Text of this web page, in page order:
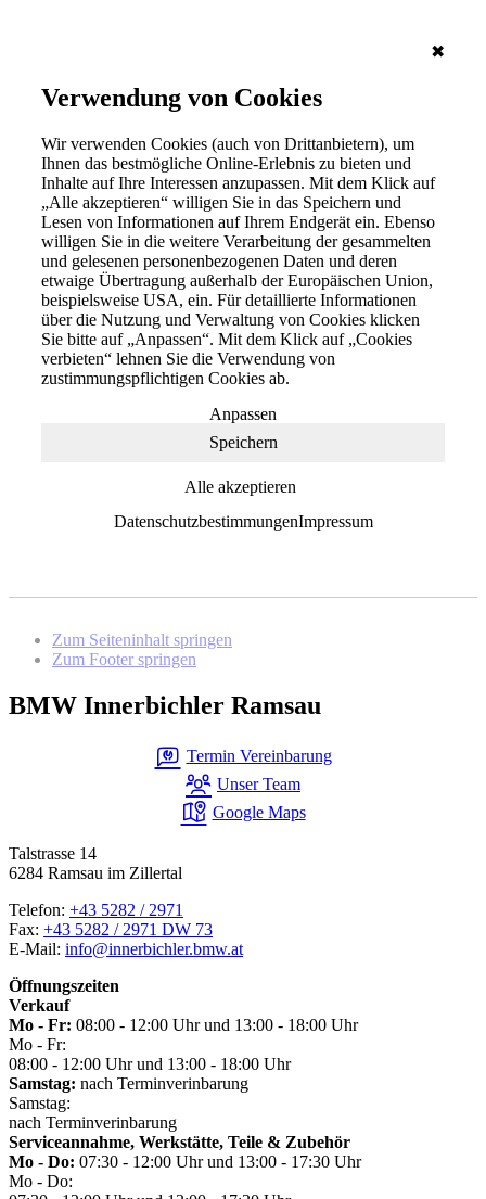
✖
Verwendung von Cookies
Wir verwenden Cookies (auch von Drittanbietern), um
Ihnen das bestmögliche Online-Erlebnis zu bieten und
Inhalte auf Ihre Interessen anzupassen. Mit dem Klick auf
„Alle akzeptieren“ willigen Sie in das Speichern und
Lesen von Informationen auf Ihrem Endgerät ein. Ebenso
willigen Sie in die weitere Verarbeitung der gesammelten
und gelesenen personenbezogenen Daten und deren
etwaige Übertragung außerhalb der Europäischen Union,
beispielsweise USA, ein. Für detaillierte Informationen
über die Nutzung und Verwaltung von Cookies klicken
Sie bitte auf „Anpassen“. Mit dem Klick auf „Cookies
verbieten“ lehnen Sie die Verwendung von
zustimmungspflichtigen Cookies ab.
Speichern
Alle akzeptieren
Anpassen
DatenschutzbestimmungenImpressum
Zum Seiteninhalt springen
Zum Footer springen
BMW Innerbichler Ramsau
Termin Vereinbarung
Unser Team
Google Maps
Talstrasse 14
6284 Ramsau im Zillertal
Telefon: +43 5282 / 2971
Fax: +43 5282 / 2971 DW 73
E-Mail: info@innerbichler.bmw.at
Öffnungszeiten
Verkauf
Mo - Fr: 08:00 - 12:00 Uhr und 13:00 - 18:00 Uhr
Mo - Fr:
08:00 - 12:00 Uhr und 13:00 - 18:00 Uhr
Samstag: nach Terminverinbarung
Samstag:
nach Terminverinbarung
Serviceannahme, Werkstätte, Teile & Zubehör
Mo - Do: 07:30 - 12:00 Uhr und 13:00 - 17:30 Uhr
Mo - Do: